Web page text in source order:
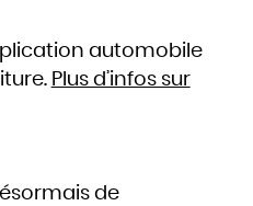
automobile
Plus d’infos sur
de